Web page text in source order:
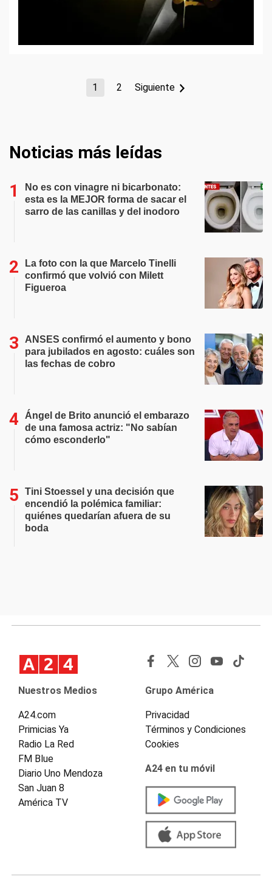
1 2 Siguiente
Noticias más leídas
No es con vinagre ni bicarbonato:
esta es la MEJOR forma de sacar el
sarro de las canillas y del inodoro
La foto con la que Marcelo Tinelli
confirmó que volvió con Milett
Figueroa
ANSES confirmó el aumento y bono
para jubilados en agosto: cuáles son
las fechas de cobro
Ángel de Brito anunció el embarazo
de una famosa actriz: "No sabían
cómo esconderlo"
Tini Stoessel y una decisión que
encendió la polémica familiar:
quiénes quedarían afuera de su
boda
Nuestros Medios
A24.com
Primicias Ya
Radio La Red
FM Blue
Diario Uno Mendoza
San Juan 8
América TV
Grupo América
Privacidad
Términos y Condiciones
Cookies
A24 en tu móvil